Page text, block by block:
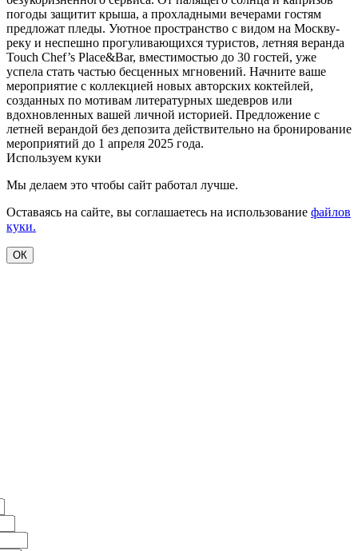
погоды защитит крыша, а прохладными вечерами гостям
предложат пледы. Уютное пространство с видом на Москву-
реку и неспешно прогуливающихся туристов, летняя веранда
Touch Chef’s Place&Bar, вместимостью до 30 гостей, уже
успела стать частью бесценных мгновений. Начните ваше
мероприятие с коллекцией новых авторских коктейлей,
созданных по мотивам литературных шедевров или
вдохновленных вашей личной историей. Предложение с
летней верандой без депозита действительно на бронирование
мероприятий до 1 апреля 2025 года.
Используем куки
Мы делаем это чтобы сайт работал лучше.
Оставаясь на сайте, вы соглашаетесь на использование файлов
куки.
ОК